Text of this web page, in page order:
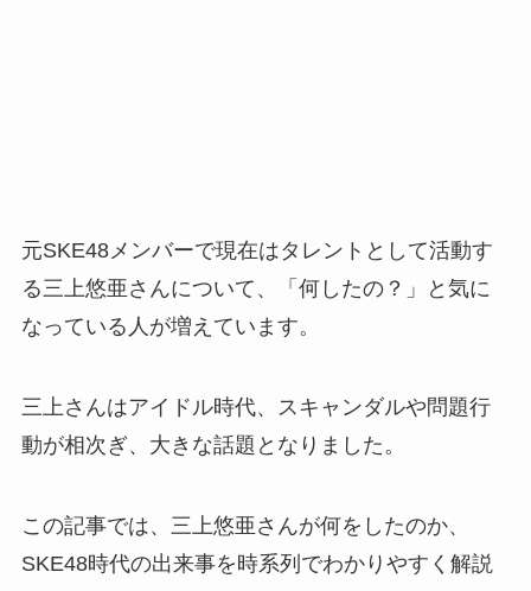
元SKE48メンバーで現在はタレントとして活動す
る三上悠亜さんについて、「何したの？」と気に
なっている人が増えています。
三上さんはアイドル時代、スキャンダルや問題行
動が相次ぎ、大きな話題となりました。
この記事では、三上悠亜さんが何をしたのか、
SKE48時代の出来事を時系列でわかりやすく解説